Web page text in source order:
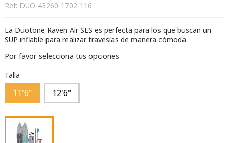
Ref: DUO-43260-1702-116
La Duotone Raven Air SLS es perfecta para los que buscan un
SUP inflable para realizar travesías de manera cómoda
Por favor selecciona tus opciones
Talla
11'6" 12'6"